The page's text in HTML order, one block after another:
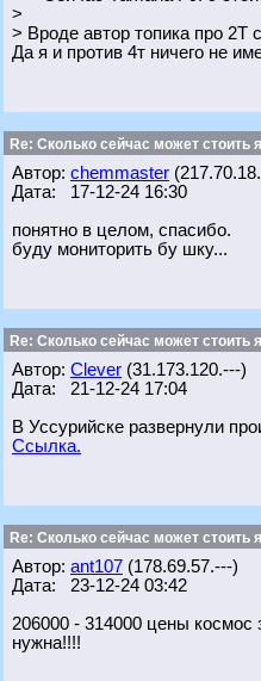
>
> Вроде автор топика про
Да я и против 4т ничего не
Re: Сколько сейчас может стоить
Автор: chemmaster
Дата: 17-12-24 16:30
понятно в целом, спасибо.
буду мониторить бу шку...
Re: Сколько сейчас может стоить
Автор: Clever (31.173.120.---)
Дата: 21-12-24 17:04
В Уссурийске развернули
Ссылка.
Re: Сколько сейчас может стоить
Автор: ant107 (178.69.57.---)
Дата: 23-12-24 03:42
206000 - 314000 цены космос
нужна!!!!